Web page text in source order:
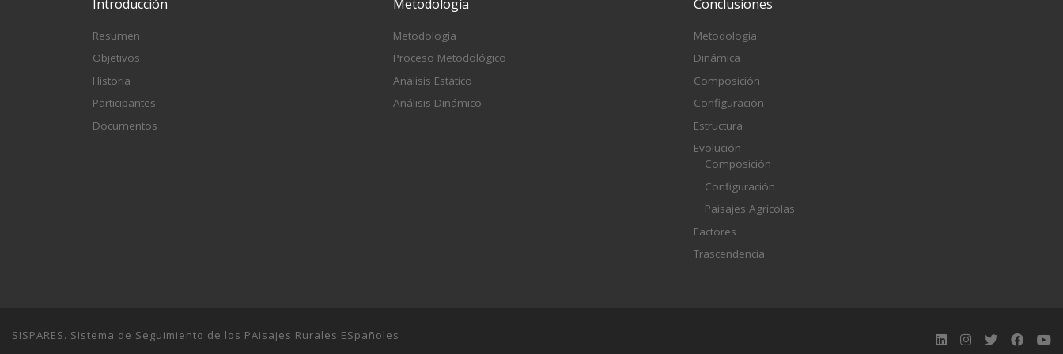
Introducción
Resumen
Objetivos
Historia
Participantes
Documentos
Metodología
Metodología
Proceso Metodológico
Análisis Estático
Análisis Dinámico
Conclusiones
Metodología
Dinámica
Composición
Configuración
Estructura
Evolución
Composición
Configuración
Paisajes Agrícolas
Factores
Trascendencia
SISPARES. SIstema de Seguimiento de los PAisajes Rurales ESpañoles